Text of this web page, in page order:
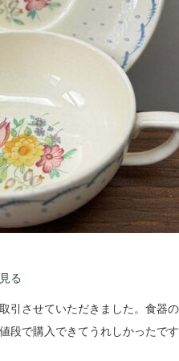
る
引させていただきました。食器
段で購入できてうれしかったで